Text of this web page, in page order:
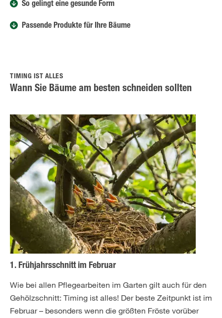
So gelingt eine gesunde Form
Passende Produkte für Ihre Bäume
TIMING IST ALLES
Wann Sie Bäume am besten schneiden sollten
1. Frühjahrsschnitt im Februar
Wie bei allen Pflegearbeiten im Garten gilt auch für den
Gehölzschnitt: Timing ist alles! Der beste Zeitpunkt ist im
Februar – besonders wenn die größten Fröste vorüber